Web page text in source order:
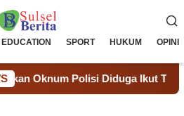
EDUCATION SPORT HUKUM OPINI
Polisi Diduga Ikut Terlibat ke